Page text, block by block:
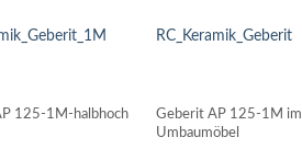
RC_Keramik_Geberit
125-1M-halbhoch
Geberit AP 125-1M im
Umbaumöbel